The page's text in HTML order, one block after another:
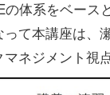
体系をベース
て本講座は、
ネジメント視